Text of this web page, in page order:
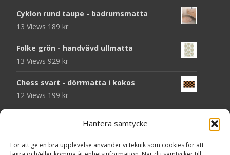
Hantera samtycke
För att ge en bra upplevelse använder vi teknik som cookies för att
Cyklon rund taupe - badrumsmatta
13 Views 189 kr
Folke grön - handvävd ullmatta
13 Views 929 kr
Chess svart - dörrmatta i kokos
12 Views 199 kr
Välkommen - dörrmatta i kokos